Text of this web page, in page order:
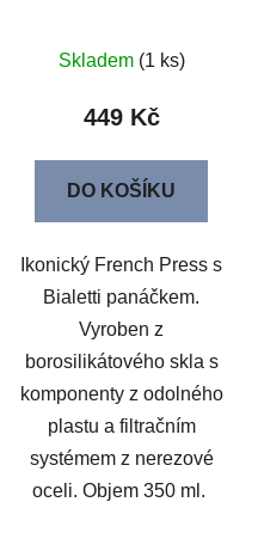
Skladem (1 ks)
449 Kč
DO KOŠÍKU
Ikonický French Press s
Bialetti panáčkem.
Vyroben z
borosilikátového skla s
komponenty z odolného
plastu a filtračním
systémem z nerezové
oceli. Objem 350 ml.